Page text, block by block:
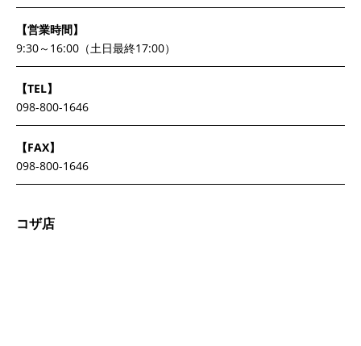
【営業時間】
9:30～16:00（土日最終17:00）
【TEL】
098-800-1646
【FAX】
098-800-1646
コザ店